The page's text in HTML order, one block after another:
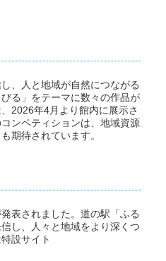
、人と地域が自然につながる
る」をテーマに数々の作品が
2026年4月より館内に展示さ
ンペティションは、地域資源
期待されています。
表されました。道の駅「ふる
し、人々と地域をより深くつ
設サイト